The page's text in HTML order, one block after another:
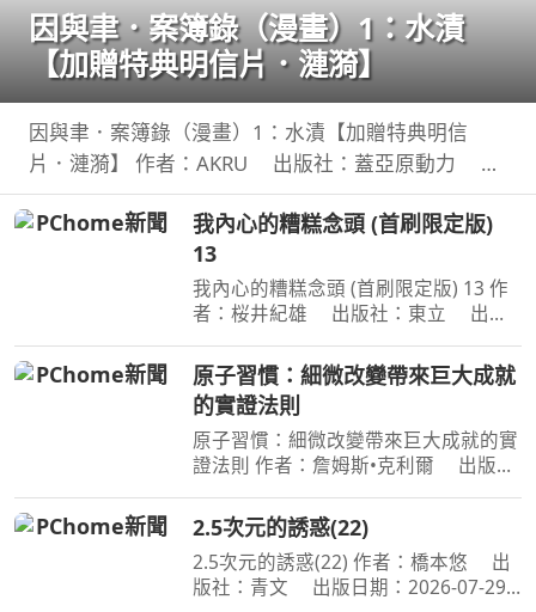
因與聿．案簿錄（漫畫）1：水漬
【加贈特典明信片．漣漪】
因與聿．案簿錄（漫畫）1：水漬【加贈特典明信
片．漣漪】 作者：AKRU 出版社：蓋亞原動力 出
版日期：2026-08-01 00:00:00 臺日共同製作、同步
連載，人氣漫畫家AKRU．輕小說天后護玄，強強聯
我內心的糟糕念頭 (首刷限定版)
13
我內心的糟糕念頭 (首刷限定版) 13 作
者：桜井紀雄 出版社：東立 出版
開始同居？時間是測驗即將到來的寒
假。京太郎居然面臨得到山田家寄住的
狀況！住在同一個屋簷
原子習慣：細微改變帶來巨大成就
的實證法則
原子習慣：細微改變帶來巨大成就的實
證法則 作者：詹姆斯•克利爾 出版
00:00:00 每天都進步1%，一年後，你
會進步37倍；每天都退步1%，一年
後，你會弱化到趨近於0！你的
2.5次元的誘惑(22)
2.5次元的誘惑(22) 作者：橋本悠 出
版社：青文 出版日期：2026-07-29